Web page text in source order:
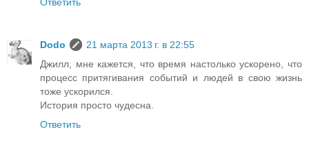
Dodo
21 марта 2013 г. в 22:55
Джилл, мне кажется, что время настолько ускорено, что
процесс притягивания событий и людей в свою жизнь
тоже ускорился.
История просто чудесна.
Ответить